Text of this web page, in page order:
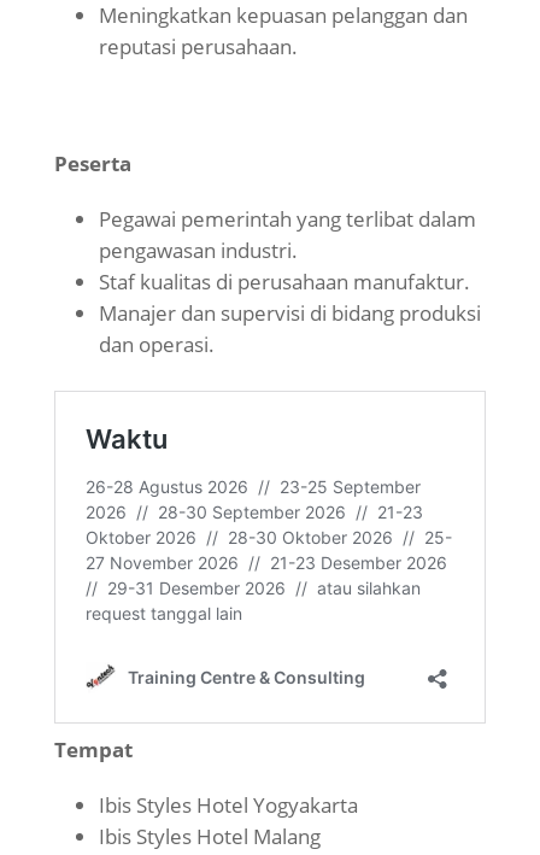
Meningkatkan kepuasan pelanggan dan
reputasi perusahaan.
Peserta
Pegawai pemerintah yang terlibat dalam
pengawasan industri.
Staf kualitas di perusahaan manufaktur.
Manajer dan supervisi di bidang produksi
dan operasi.
Tempat
Ibis Styles Hotel Yogyakarta
Ibis Styles Hotel Malang